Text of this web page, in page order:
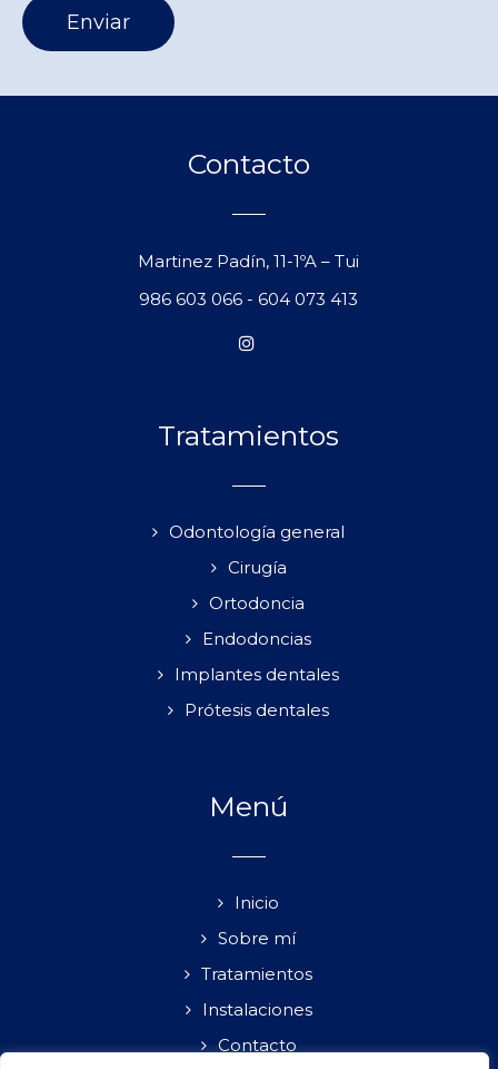
Contacto
Martinez Padín, 11-1ºA – Tui
986 603 066 -604 073 413
Tratamientos
Odontología general
Cirugía
Ortodoncia
Endodoncias
Implantes dentales
Prótesis dentales
Menú
Inicio
Sobre mí
Tratamientos
Instalaciones
Contacto